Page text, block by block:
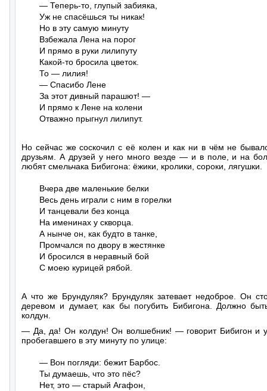
— Теперь-то, глупый забияка,
Уж не спасёшься ты никак!
Но в эту самую минуту
Взбежала Лена на порог
И прямо в руки лилипуту
Какой-то бросила цветок.
То — лилия!
— Спасибо Лене
За этот дивный парашют! —
И прямо к Лене на колени
Отважно прыгнул лилипут.
Но сейчас же соскочил с её колен и как ни в чём не
друзьям. А друзей у него много везде — и в поле, и на
любят смельчака Бибигона: ёжики, кролики, сороки, лягушки.
Вчера две маленькие белки
Весь день играли с ним в горелки
И танцевали без конца
На именинах у скворца.
А нынче он, как будто в танке,
Промчался по двору в жестянке
И бросился в неравный бой
С моею курицей рябой.
А что же Брундуляк? Брундуляк затевает недоброе. Он
деревом и думает, как бы погубить Бибигона. Должно
колдун.
— Да, да! Он колдун! Он волшебник! — говорит Бибигон и
пробегавшего в эту минуту по улице:
— Вон погляди: бежит Барбос.
Ты думаешь, что это пёс?
Нет, это — старый Агафон,